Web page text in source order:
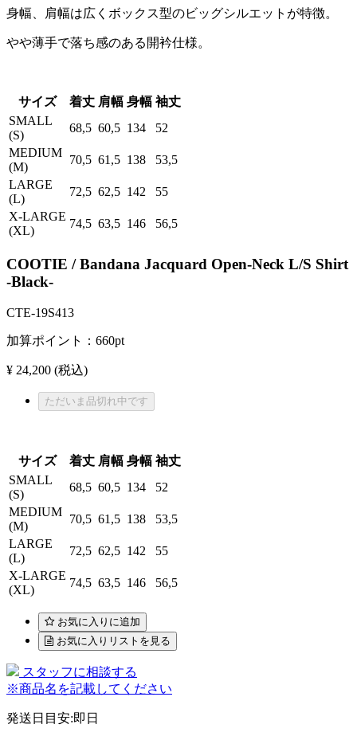
身幅、肩幅は広くボックス型のビッグシルエットが特徴。
やや薄手で落ち感のある開衿仕様。
サイズ 着丈 肩幅 身幅 袖丈
SMALL
(S)
68,5 60,5 134
52
MEDIUM
(M)
70,5 61,5 138
53,5
LARGE
(L)
72,5 62,5 142
55
X-LARGE
(XL)
74,5 63,5 146 56,5
COOTIE / Bandana Jacquard Open-Neck L/S Shirt
-Black-
CTE-19S413
加算ポイント： 660pt
¥ 24,200 (税込)
ただいま品切れ中です
サイズ 着丈 肩幅 身幅 袖丈
SMALL
(S)
68,5 60,5 134
52
MEDIUM
(M)
70,5 61,5 138
53,5
LARGE
(L)
72,5 62,5 142
55
X-LARGE
(XL)
74,5 63,5 146 56,5
お気に入りに追加
お気に入りリストを見る
スタッフに相談する
※商品名を記載してください
発送日目安:即日